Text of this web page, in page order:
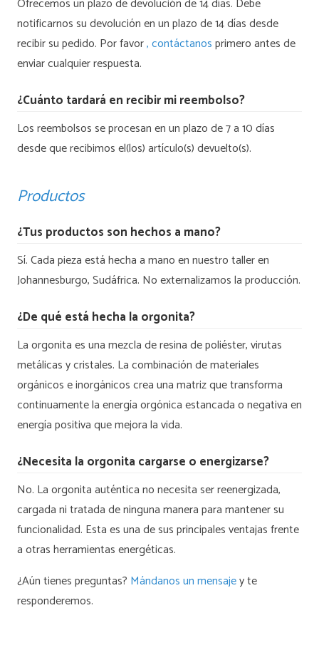
Ofrecemos un plazo de devolución de 14 días. Debe
notificarnos su devolución en un plazo de 14 días desde
recibir su pedido. Por favor, contáctanosprimero antes de
enviar cualquier respuesta.
¿Cuánto tardará en recibir mi reembolso?
Los reembolsos se procesan en un plazo de 7 a 10 días
desde que recibimos el(los) artículo(s) devuelto(s).
Productos
¿Tus productos son hechos a mano?
Sí. Cada pieza está hecha a mano en nuestro taller en
Johannesburgo, Sudáfrica. No externalizamos la producción.
¿De qué está hecha la orgonita?
La orgonita es una mezcla de resina de poliéster, virutas
metálicas y cristales. La combinación de materiales
orgánicos e inorgánicos crea una matriz que transforma
continuamente la energía orgónica estancada o negativa en
energía positiva que mejora la vida.
¿Necesita la orgonita cargarse o energizarse?
No. La orgonita auténtica no necesita ser reenergizada,
cargada ni tratada de ninguna manera para mantener su
funcionalidad. Esta es una de sus principales ventajas frente
a otras herramientas energéticas.
¿Aún tienes preguntas? Mándanos un mensajey te
responderemos.